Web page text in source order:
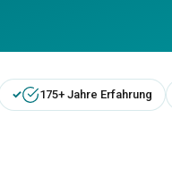
175+ Jahre Erfahrung